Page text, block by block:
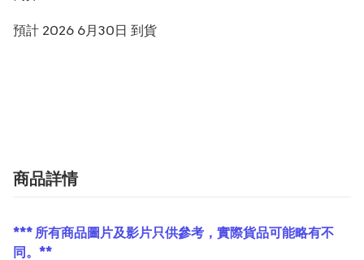
預計 2026 6月30日 到貨
商品詳情
*** 所有商品圖片及影片只供參考，實際貨品可能略有不
同。**